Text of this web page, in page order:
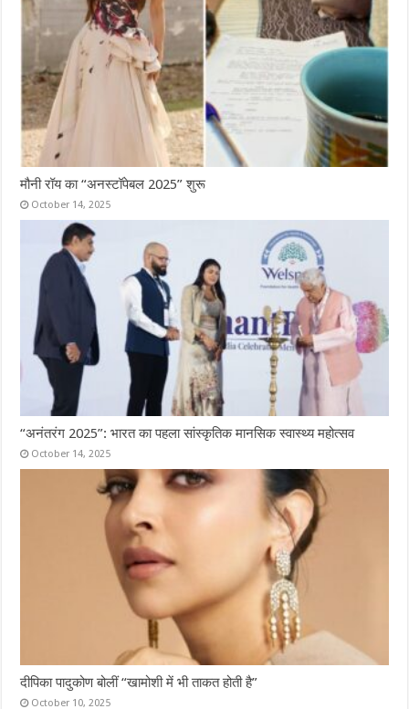
मौनी रॉय का “अनस्टॉपेबल 2025” शुरू
October 14, 2025
“अनंतरंग 2025”: भारत का पहला सांस्कृतिक मानसिक स्वास्थ्य महोत्सव
October 14, 2025
दीपिका पादुकोण बोलीं “खामोशी में भी ताकत होती है”
October 10, 2025